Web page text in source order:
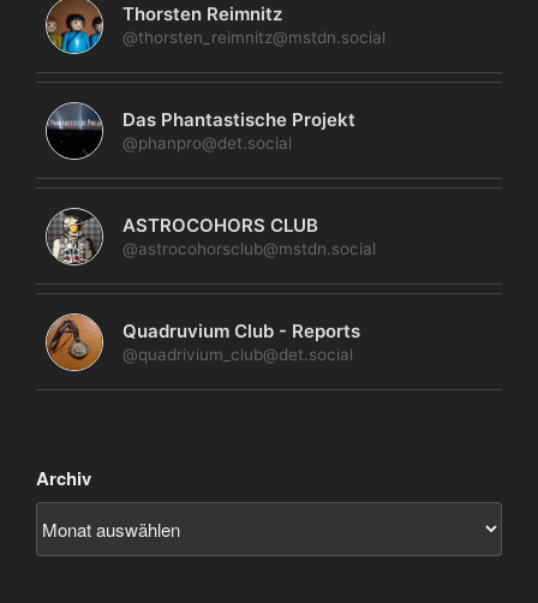
Thorsten Reimnitz
@thorsten_reimnitz@mstdn.social
Das Phantastische Projekt
@phanpro@det.social
ASTROCOHORS CLUB
@astrocohorsclub@mstdn.social
Quadruvium Club - Reports
@quadrivium_club@det.social
Archiv